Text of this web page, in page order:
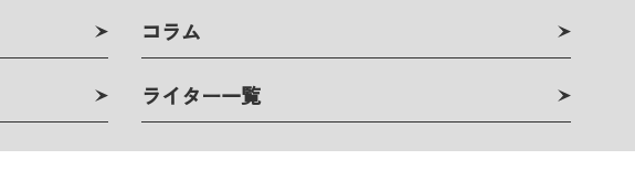
コラム
ライター一覧